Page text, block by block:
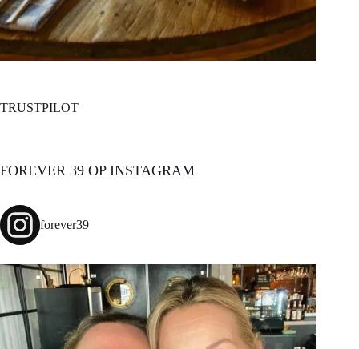
TRUSTPILOT
FOREVER 39 OP INSTAGRAM
forever39